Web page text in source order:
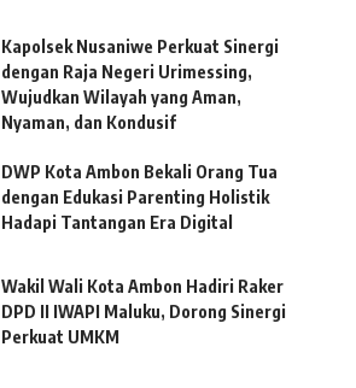
Kapolsek Nusaniwe Perkuat Sinergi
dengan Raja Negeri Urimessing,
Wujudkan Wilayah yang Aman,
Nyaman, dan Kondusif
DWP Kota Ambon Bekali Orang Tua
dengan Edukasi Parenting Holistik
Hadapi Tantangan Era Digital
Wakil Wali Kota Ambon Hadiri Raker
DPD II IWAPI Maluku, Dorong Sinergi
Perkuat UMKM